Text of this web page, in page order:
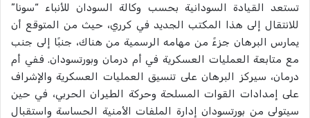
تستعد القيادة السودانية بحسب وكالة السودان للأنباء “سونا”
للانتقال إلى هذا المكتب الجديد في كرري، حيث من المتوقع أن
يمارس البرهان جزءً من مهامه الرسمية من هناك، جنبًا إلى جنب
مع متابعة العمليات العسكرية في أم درمان وبورتسودان. ففي أم
درمان، سيركز البرهان على تنسيق العمليات العسكرية والإشراف
على إمدادات القوات المسلحة وحركة الطيران الحربي، في حين
سيتولى من بورتسودان إدارة الملفات الأمنية الحساسة واستقبال